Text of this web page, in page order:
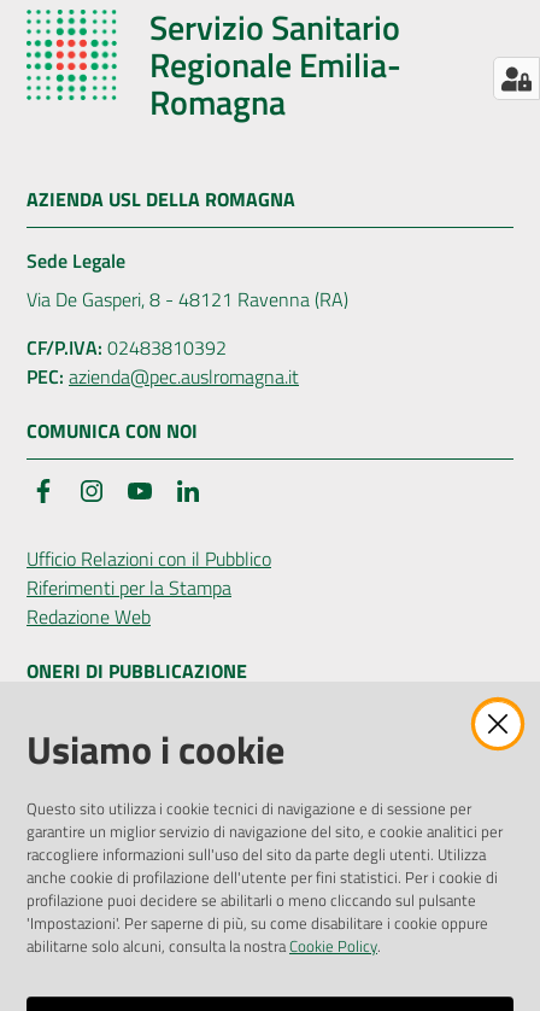
Servizio Sanitario
Regionale Emilia-
Romagna
AZIENDA USL DELLA ROMAGNA
Sede Legale
Via De Gasperi, 8 - 48121 Ravenna (RA)
CF/P.IVA: 02483810392
PEC: azienda@pec.auslromagna.it
COMUNICA CON NOI
FacebookInstagramYouTube
Ufficio Relazioni con il Pubblico
Riferimenti per la Stampa
Redazione Web
ONERI DI PUBBLICAZIONE
Amministrazione Trasparente
Pubblicità legale
Privacy Policy
Attuazione Misure PNRR
Liste di Attesa
ENTI, IMPRESE E PARTNER
Fatturazione Elettronica
Usiamo i cookie
Questo sito utilizza i cookie tecnici di navigazione e di sessione per
garantire un miglior servizio di navigazione del sito, e cookie analitici per
raccogliere informazioni sull'uso del sito da parte degli utenti. Utilizza
anche cookie di profilazione dell'utente per fini statistici. Per i cookie di
profilazione puoi decidere se abilitarli o meno cliccando sul pulsante
'Impostazioni'. Per saperne di più, su come disabilitare i cookie oppure
abilitarne solo alcuni, consulta la nostraCookie Policy.